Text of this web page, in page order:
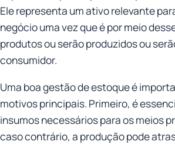
Ele representa um ativo relevante
negócio uma vez que é por meio
produtos ou serão produzidos ou
consumidor.
Uma boa gestão de estoque é
motivos principais. Primeiro, é
insumos necessários para os meios
caso contrário, a produção pode